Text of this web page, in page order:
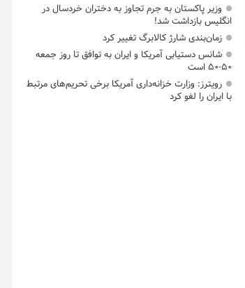
وزیر پاکستان به جرم تجاوز به دختران خردسال در
انگلیس بازداشت شد!
زمان‌بندی شارژ کالابرگ تغییر کرد
شانس دستیابی آمریکا و ایران به توافق تا روز جمعه
۵۰-۵۰ است
رویترز: وزارت خزانه‌داری آمریکا برخی تحریم‌های مرتبط
با ایران را لغو کرد